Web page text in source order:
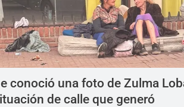
conoció una foto de Zulma
de calle que generó